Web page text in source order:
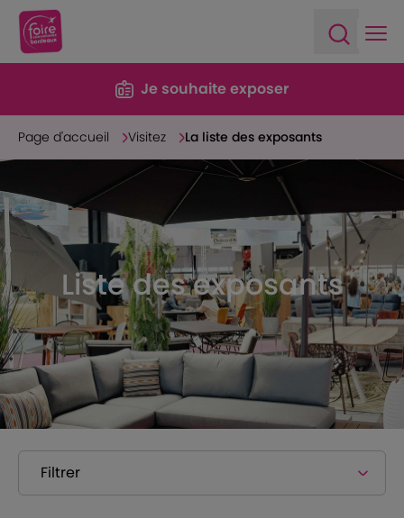
Je souhaite exposer
Page d'accueil Visitez La liste des exposants
Liste des exposants
Filtrer